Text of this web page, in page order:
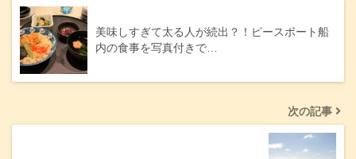
美味しすぎて太る人が続出？！ピースボート船
内の食事を写真付きで…
次の記事